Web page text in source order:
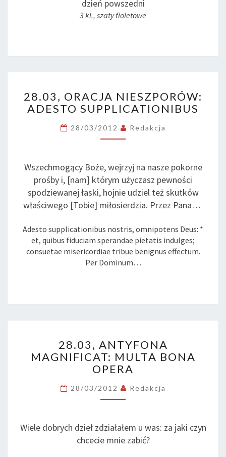
dzień powszedni
3 kl., szaty fioletowe
ORACJA
NIESZPORÓW:
SUPPLICATIONIBUS
28.03, ORACJA NIESZPORÓW:
ADESTO SUPPLICATIONIBUS
28/03/2012 Redakcja
Wszechmogący Boże, wejrzyj na nasze pokorne
prośby i, [nam] którym użyczasz pewności
spodziewanej łaski, hojnie udziel też skutków
właściwego [Tobie] miłosierdzia. Przez Pana…
Adesto supplicationibus nostris, omnipotens Deus: *
et, quibus fiduciam sperandae pietatis indulges;
consuetae misericordiae tribue benignus effectum.
Per Dominum…
ANTYFONA
MAGNIFICAT:
MULTA
OPERA
28.03, ANTYFONA
MAGNIFICAT: MULTA BONA
OPERA
28/03/2012 Redakcja
Wiele dobrych dzieł zdziałałem u was: za jaki czyn
chcecie mnie zabić?